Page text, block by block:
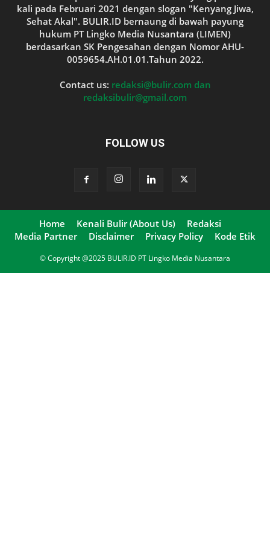
kali pada Februari 2021 dengan slogan "Kenyang Jiwa,
Sehat Akal". BULIR.ID bernaung di bawah payung
hukum PT Lingko Media Nusantara (LIMEN)
berdasarkan SK Pengesahan dengan Nomor AHU-
0059654.AH.01.01.Tahun 2022.
Contact us: redaksi@bulir.com dan
redaksibulir@gmail.com
FOLLOW US
Home Kenali Bulir (About Us)
Redaksi
Media Partner
Disclaimer Privacy Policy Kode Etik
© Copyright @2025 BULIR.ID PT Lingko Media Nusantara